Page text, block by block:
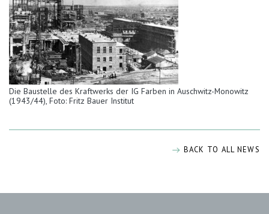
Die Baustelle des Kraftwerks der IG Farben in Auschwitz-Monowitz
(1943/44), Foto: Fritz Bauer Institut
BACK TO ALL NEWS